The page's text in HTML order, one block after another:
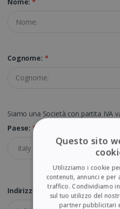
Cognome: *
Siamo una Società con partita IVA
Paese: *
Indirizzo:
Questo sito
Utilizziamo i cookie
contenuti, annunci e per
traffico. Condividiamo
sul tuo utilizzo del
partner pubblicitari